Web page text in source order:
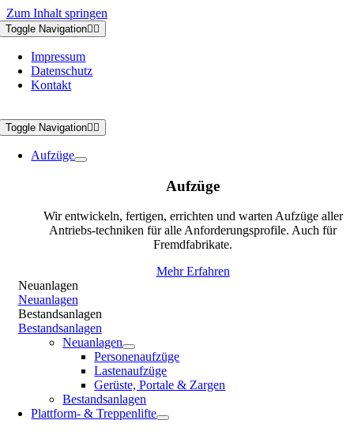
Zum Inhalt springen
Toggle Navigation
Impressum
Datenschutz
Kontakt
Toggle Navigation
Aufzüge
Aufzüge
Wir entwickeln, fertigen, errichten und warten Aufzüge aller
Antriebs-techniken für alle Anforderungsprofile. Auch für
Fremdfabrikate.
Mehr Erfahren
Neuanlagen
Neuanlagen
Bestandsanlagen
Bestandsanlagen
Neuanlagen
Personenaufzüge
Lastenaufzüge
Gerüste, Portale & Zargen
Bestandsanlagen
Plattform- & Treppenlifte